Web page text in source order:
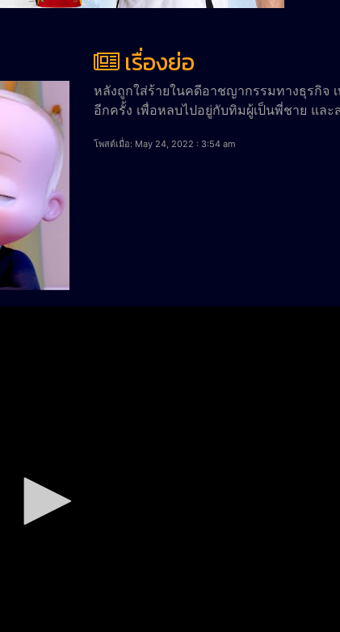
เรื่องย่อ
หลังถูกใส่ร้ายในคดีอาชญากรรมทางธุรกิจ
อีกครั้ง เพื่อหลบไปอยู่กับทิมผู้เป็นพี่ชาย แล
โพสต์เมื่อ: May 24, 2022 : 3:54 am